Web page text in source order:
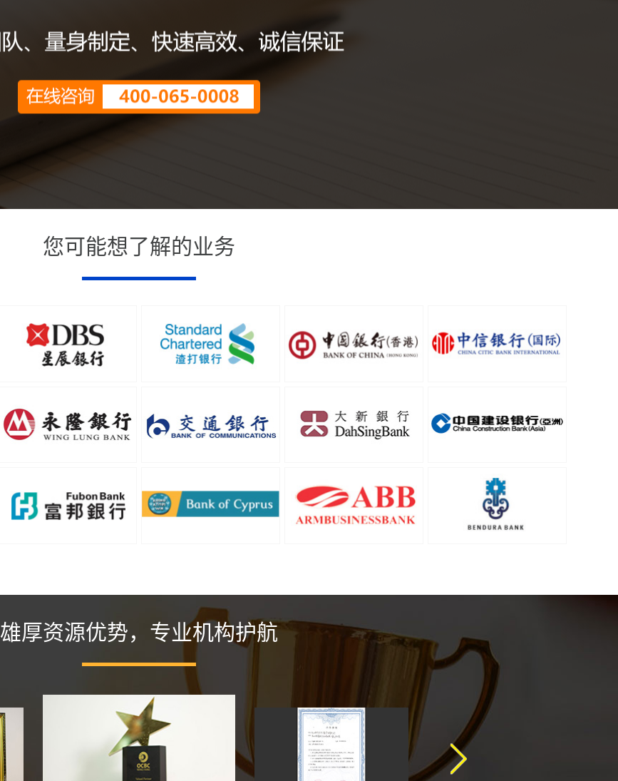
您可能想了解的业务
雄厚资源优势，专业机构护航